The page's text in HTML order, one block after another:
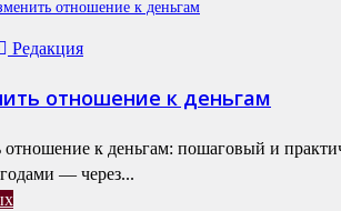
Редакция
отношение к деньгам
отношение к деньгам: пошаговый и
— через...